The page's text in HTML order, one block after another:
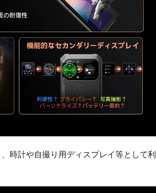
時計や自撮り用ディスプレイ等として利